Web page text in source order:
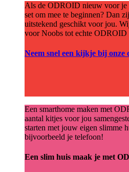
Als de ODROID nieuw voor je
set om mee te beginnen? Dan
uitstekend geschikt voor jou.
voor Noobs tot echte ODROID
Neem snel een kijkje bij
Een smarthome maken met
aantal kitjes voor jou
starten met jouw eigen slimme
bijvoorbeeld je telefoon!
Een slim huis maak je met